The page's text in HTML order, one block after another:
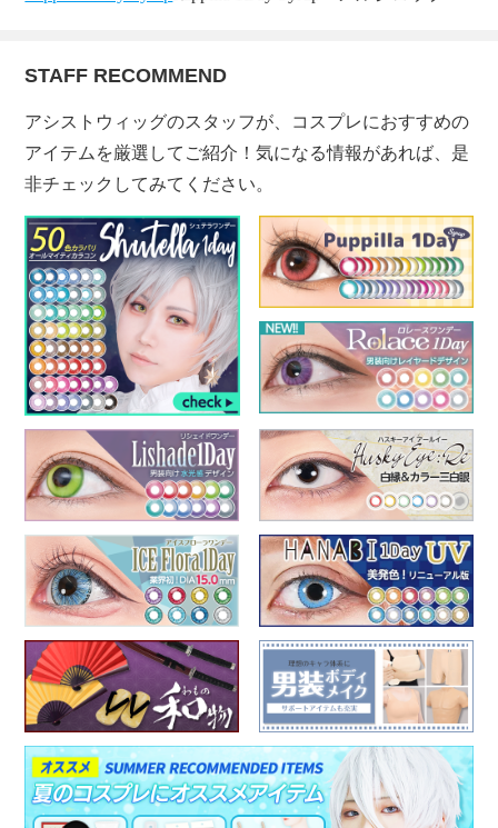
STAFF RECOMMEND
アシストウィッグのスタッフが、コスプレにおすすめの
アイテムを厳選してご紹介！気になる情報があれば、是
非チェックしてみてください。